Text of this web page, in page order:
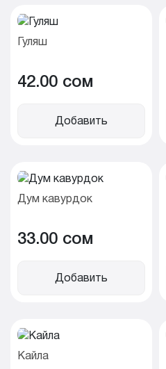
Гуляш
42.00 cом
Добавить
Дум кавурдок
33.00 cом
Добавить
Кайла